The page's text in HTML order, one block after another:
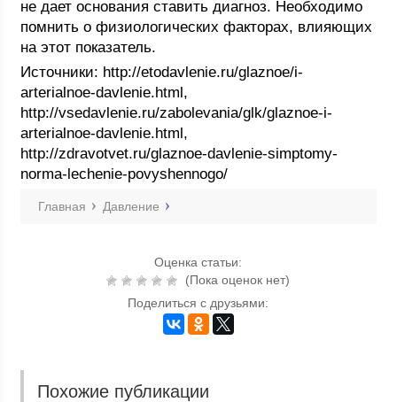
не дает основания ставить диагноз. Необходимо
помнить о физиологических факторах, влияющих
на этот показатель.
Источники: http://etodavlenie.ru/glaznoe/i-
arterialnoe-davlenie.html,
http://vsedavlenie.ru/zabolevania/glk/glaznoe-i-
arterialnoe-davlenie.html,
http://zdravotvet.ru/glaznoe-davlenie-simptomy-
norma-lechenie-povyshennogo/
Главная Давление
Оценка статьи:
(Пока оценок нет)
Поделиться с друзьями:
Похожие публикации